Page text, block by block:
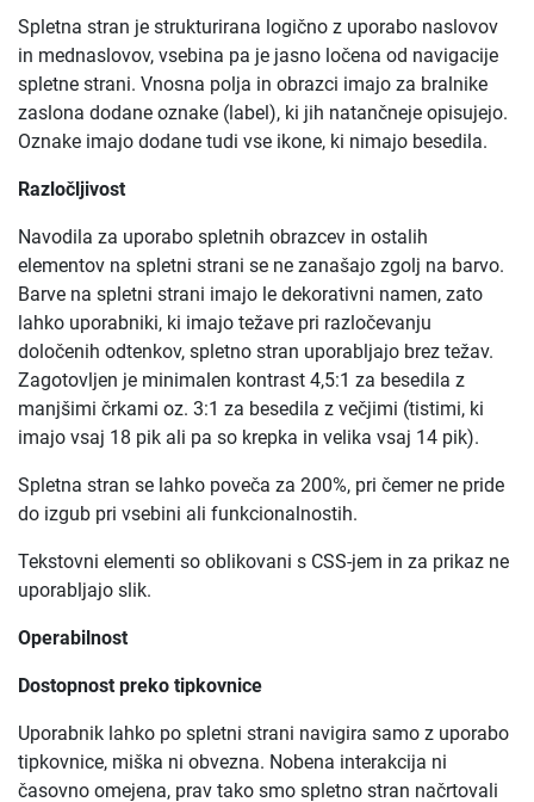
Spletna stran je strukturirana logično z uporabo naslovov
in mednaslovov, vsebina pa je jasno ločena od navigacije
spletne strani. Vnosna polja in obrazci imajo za bralnike
zaslona dodane oznake (label), ki jih natančneje opisujejo.
Oznake imajo dodane tudi vse ikone, ki nimajo besedila.
Razločljivost
Navodila za uporabo spletnih obrazcev in ostalih
elementov na spletni strani se ne zanašajo zgolj na barvo.
Barve na spletni strani imajo le dekorativni namen, zato
lahko uporabniki, ki imajo težave pri razločevanju
določenih odtenkov, spletno stran uporabljajo brez težav.
Zagotovljen je minimalen kontrast 4,5:1 za besedila z
manjšimi črkami oz. 3:1 za besedila z večjimi (tistimi, ki
imajo vsaj 18 pik ali pa so krepka in velika vsaj 14 pik).
Spletna stran se lahko poveča za 200%, pri čemer ne pride
do izgub pri vsebini ali funkcionalnostih.
Tekstovni elementi so oblikovani s CSS-jem in za prikaz ne
uporabljajo slik.
Operabilnost
Dostopnost preko tipkovnice
Uporabnik lahko po spletni strani navigira samo z uporabo
tipkovnice, miška ni obvezna. Nobena interakcija ni
časovno omejena, prav tako smo spletno stran načrtovali